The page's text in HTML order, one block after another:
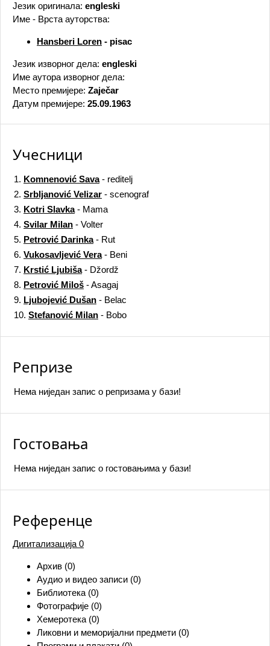
Језик оригинала: engleski
Име - Врста ауторства:
Hansberi Loren - pisac
Језик изворног дела: engleski
Име аутора изворног дела:
Место премијере: Zaječar
Датум премијере: 25.09.1963
Учесници
1. Komnenović Sava- reditelj
2. Srbljanović Velizar - scenograf
3. Kotri Slavka- Mama
4. Svilar Milan - Volter
5. Petrović Darinka- Rut
6. Vukosavljević Vera- Beni
7. Krstić Ljubiša- Džordž
8. Petrović Miloš - Asagaj
9. Ljubojević Dušan - Belac
10. Stefanović Milan - Bobo
Репризе
Нема ниједан запис o репризама у бази!
Гостовања
Нема ниједан запис o гостовањима у бази!
Референце
Дигитализација 0
Архив (0)
Аудио и видео записи (0)
Библиотека (0)
Фотографије (0)
Хемеротека (0)
Ликовни и меморијални предмети (0)